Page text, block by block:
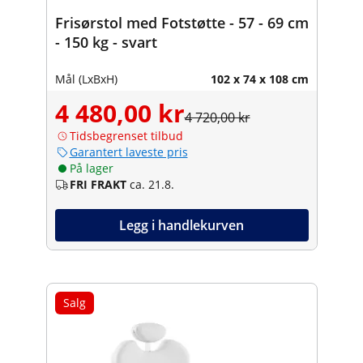
Frisørstol med Fotstøtte - 57 - 69 cm
- 150 kg - svart
Mål (LxBxH) 102 x 74 x 108 cm
4 480,00 kr4 720,00 kr
Tidsbegrenset tilbud
Garantert laveste pris
På lager
FRI FRAKT ca. 21.8.
Legg i handlekurven
Salg